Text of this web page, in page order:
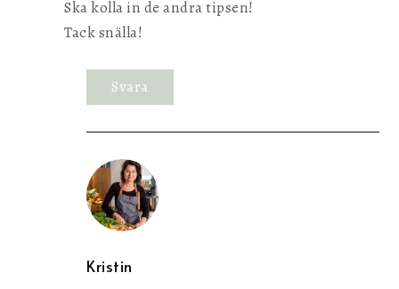
Ska kolla in de andra tipsen!
Tack snälla!
Svara
Kristin